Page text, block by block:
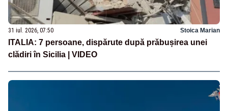
31 iul. 2026, 07:50 Stoica Marian
ITALIA: 7 persoane, dispărute după prăbușirea unei
clădiri în Sicilia | VIDEO